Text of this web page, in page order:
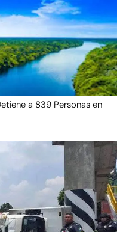
a 839 Personas en